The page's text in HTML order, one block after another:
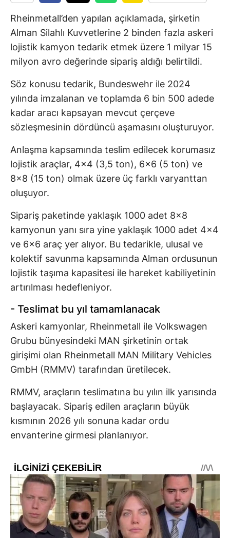
Rheinmetall’den yapılan açıklamada, şirketin
Alman Silahlı Kuvvetlerine 2 binden fazla askeri
lojistik kamyon tedarik etmek üzere 1 milyar 15
milyon avro değerinde sipariş aldığı belirtildi.
Söz konusu tedarik, Bundeswehr ile 2024
yılında imzalanan ve toplamda 6 bin 500 adede
kadar aracı kapsayan mevcut çerçeve
sözleşmesinin dördüncü aşamasını oluşturuyor.
Anlaşma kapsamında teslim edilecek korumasız
lojistik araçlar, 4x4 (3,5 ton), 6x6 (5 ton) ve
8x8 (15 ton) olmak üzere üç farklı varyanttan
oluşuyor.
Sipariş paketinde yaklaşık 1000 adet 8x8
kamyonun yanı sıra yine yaklaşık 1000 adet 4x4
ve 6x6 araç yer alıyor. Bu tedarikle, ulusal ve
kolektif savunma kapsamında Alman ordusunun
lojistik taşıma kapasitesi ile hareket kabiliyetinin
artırılması hedefleniyor.
- Teslimat bu yıl tamamlanacak
Askeri kamyonlar, Rheinmetall ile Volkswagen
Grubu bünyesindeki MAN şirketinin ortak
girişimi olan Rheinmetall MAN Military Vehicles
GmbH (RMMV) tarafından üretilecek.
RMMV, araçların teslimatına bu yılın ilk yarısında
başlayacak. Sipariş edilen araçların büyük
kısmının 2026 yılı sonuna kadar ordu
envanterine girmesi planlanıyor.